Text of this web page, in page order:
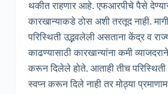
थकीत राहणार आहे. एफआरपीचे पैसे
कारखान्याकडे ठोस अशी तरतूद नाही.
परिस्थिती उद्भवलेली असताना केंद्र व
काढण्यासाठी कारखान्यांना कमी
करून दिलेले होते. आताही तीच
स्वप्न करून दिले नाही तर मोठ्या